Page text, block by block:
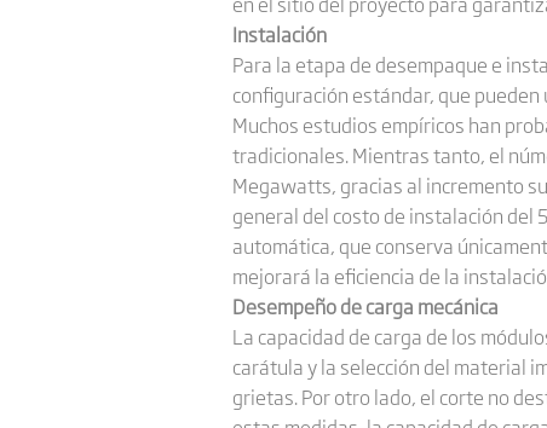
Instalación
Para la etapa de desempaque e
configuración estándar, que
Muchos estudios empíricos han
tradicionales. Mientras tanto, el
Megawatts, gracias al incremento
general del costo de instalación del
automática, que conserva
mejorará la eficiencia de la
Desempeño de carga mecánica
La capacidad de carga de los
carátula y la selección del material
grietas. Por otro lado, el corte no